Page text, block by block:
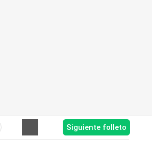
Siguiente folleto